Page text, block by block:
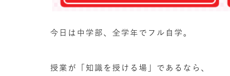
今日は中学部、全学年でフル自学。
授業が「知識を授ける場」であるなら、